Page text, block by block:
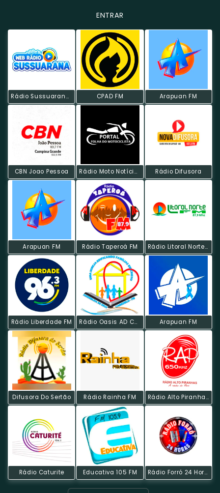
ENTRAR
Rádio Sussuarana Web CPAD FM Arapuan FM
CBN Joao Pessoa Rádio Moto Notícia Web Rádio Difusora
Arapuan FM Rádio Taperoá FM Rádio Litoral Norte FM
Rádio Liberdade FM Rádio Oasis AD Cabedelo Arapuan FM
Difusora Do Sertão Rádio Rainha FM Rádio Alto Piranhas
Rádio Caturite Educativa 105 FM Rádio Forró 24 Horas